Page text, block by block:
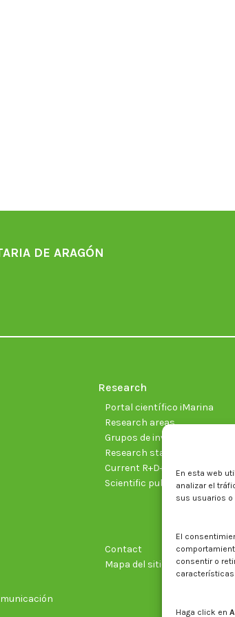
En esta web
analizar el
sus usuarios
El
consentir o
Haga click en
DE ARAGÓN
Research
Portal científico iMarina
Research areas
Grupos de investigación
Research staff
Current R+D+I projects
Scientific publications
Contact
Mapa del sitio web